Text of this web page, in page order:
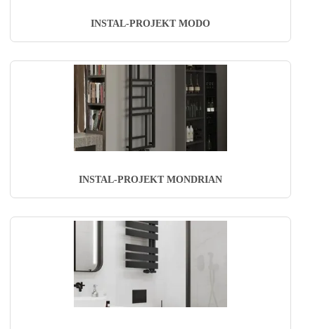
INSTAL-PROJEKT MODO
INSTAL-PROJEKT MONDRIAN